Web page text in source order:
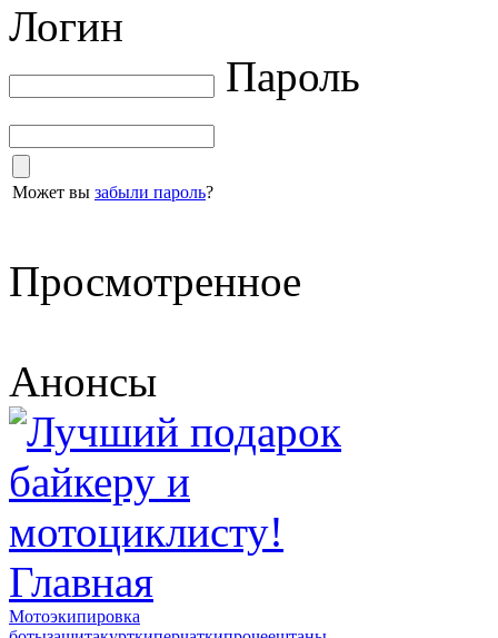
Логин
Пароль
Может вы забыли пароль?
Просмотренное
Анонсы
Главная
Мотоэкипировка